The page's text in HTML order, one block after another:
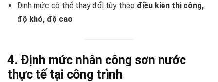
Định mức có thể thay đổi tùy theo điều kiện thi công,
độ khó, độ cao
4. Định mức nhân công sơn nước
thực tế tại công trình